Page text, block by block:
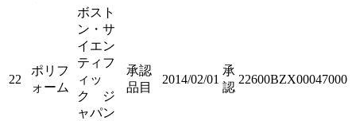
22
ポリフ
ォーム
ボスト
ン・サ
イエン
ティフ
ィッ
ク ジ
ャパン
承認
品目
2014/02/01
承
認
22600BZX00047000